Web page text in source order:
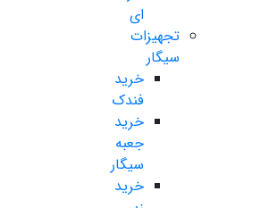
ای
تجهیزات
سیگار
خرید
فندک
خرید
جعبه
سیگار
خرید